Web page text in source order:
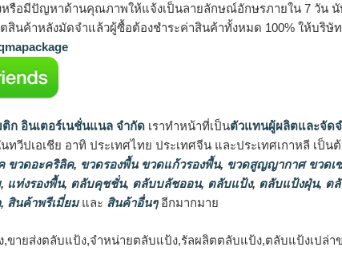
รือมีปัญหาด้านคุณภาพให้แจ้งเป็นลายลักษณ์อักษรภายใน 7 วัน นั
สินค้าหลังมัดจำแล้วผู้ซื้อต้องชำระค่าสินค้าทั้งหมด 100% ให้บริษัท
ก อินเตอร์เนชั่นแนล จำกัด เราทำหน้าที่เป็นตัวแทนผู้ผลิตและจัด
ทวีปเอเชีย อาทิ ประเทศไทย ประเทศจีน และประเทศเกาหลี เป็
ขวดอะคริลิค, ขวดรองพื้น ขวดแก้วรองพื้น, ขวดสูญญากาศ ขวดเ
, แท่งรองพื้น, ตลับคุชชั่น, ตลับบลัชออน, ตลับแป้ง, ตลับแป้งฝุ่น, ต
, สินค้าพรีเมี่ยมและ สินค้าอื่นๆอีกมากมาย
,ขายส่งตลับแป้ง,จำหน่ายตลับแป้ง,รัลผลิตตลับแป้ง,ตลับแป้งเปล่า